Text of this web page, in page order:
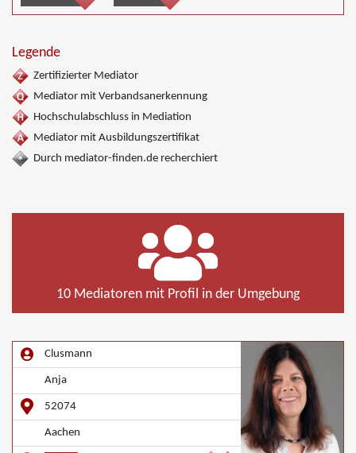
Legende
Zertifizierter Mediator
Mediator mit Verbandsanerkennung
Hochschulabschluss in Mediation
Mediator mit Ausbildungszertifikat
Durch mediator-finden.de recherchiert
10 Mediatoren mit Profil in der Umgebung
Clusmann
Anja
52074
Aachen